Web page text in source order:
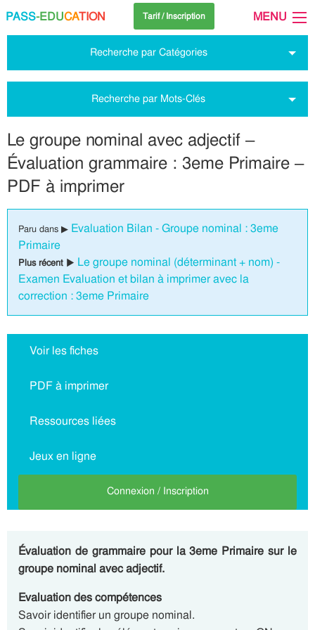
PASS-EDUCATION Tarif / Inscription MENU
Recherche par Catégories
Recherche par Mots-Clés
Le groupe nominal avec adjectif –
Évaluation grammaire : 3eme Primaire –
PDF à imprimer
Paru dans ▶ Evaluation Bilan - Groupe nominal : 3eme
Primaire
Plus récent ▶ Le groupe nominal (déterminant + nom) -
Examen Evaluation et bilan à imprimer avec la
correction : 3eme Primaire
Voir les fiches
PDF à imprimer
Ressources liées
Jeux en ligne
Connexion / Inscription
Évaluation de grammaire pour la 3eme Primaire sur le
groupe nominal avec adjectif.
Evaluation des compétences
Savoir identifier un groupe nominal.